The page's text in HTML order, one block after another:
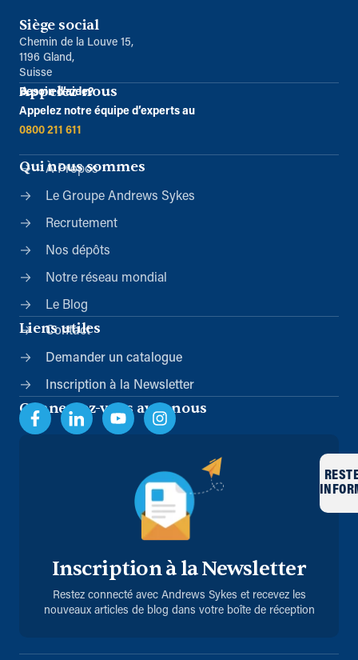
Siège social
Chemin de la Louve 15,
1196 Gland,
Suisse
Appelez-nous
Besoin d’aide?
Appelez notre équipe d’experts au
0800 211 611
Qui nous sommes
À Propos
Le Groupe Andrews Sykes
Recrutement
Nos dépôts
Notre réseau mondial
Le Blog
Liens utiles
Contact
Demander un catalogue
Inscription à la Newsletter
Connectez-vous avec nous
Inscription à la Newsletter
Restez connecté avec Andrews Sykes et recevez les
nouveaux articles de blog dans votre boîte de réception